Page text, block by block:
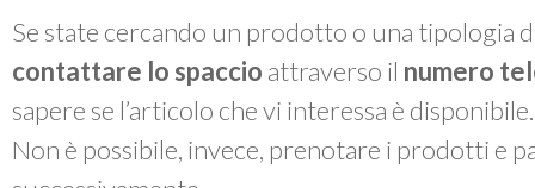
Se state cercando un prodotto o una tipologia
contattare lo spaccio attraverso il numero
sapere se l’articolo che vi interessa è disponibile.
Non è possibile, invece, prenotare i prodotti e